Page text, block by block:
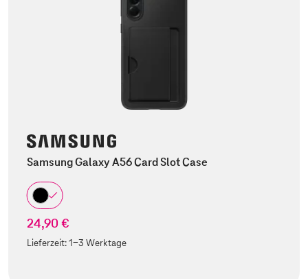
Samsung Galaxy A56 Card Slot Case
24,90 €
Lieferzeit:1-3 Werktage